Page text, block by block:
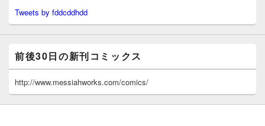
Tweets by fddcddhdd
前後30日の新刊コミックス
http://www.messiahworks.com/comics/